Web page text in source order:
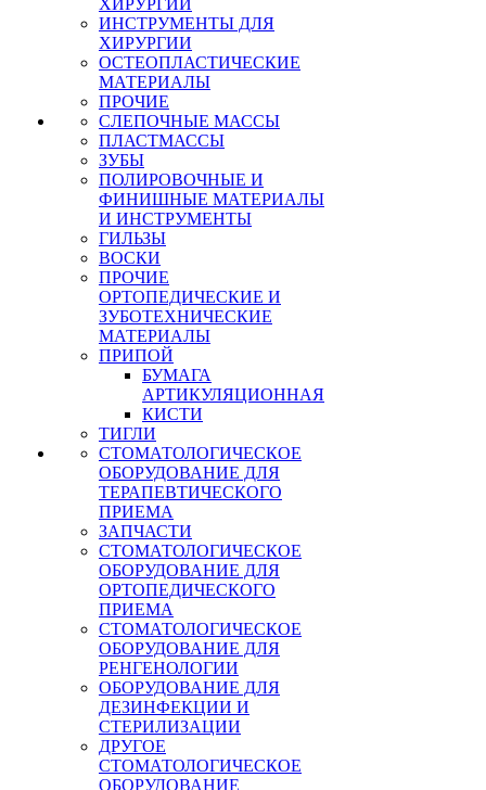
ХИРУРГИИ
ИНСТРУМЕНТЫ ДЛЯ
ХИРУРГИИ
ОСТЕОПЛАСТИЧЕСКИЕ
МАТЕРИАЛЫ
ПРОЧИЕ
СЛЕПОЧНЫЕ МАССЫ
ПЛАСТМАССЫ
ЗУБЫ
ПОЛИРОВОЧНЫЕ И
ФИНИШНЫЕ МАТЕРИАЛЫ
И ИНСТРУМЕНТЫ
ГИЛЬЗЫ
ВОСКИ
ПРОЧИЕ
ОРТОПЕДИЧЕСКИЕ И
ЗУБОТЕХНИЧЕСКИЕ
МАТЕРИАЛЫ
ПРИПОЙ
БУМАГА
АРТИКУЛЯЦИОННАЯ
КИСТИ
ТИГЛИ
СТОМАТОЛОГИЧЕСКОЕ
ОБОРУДОВАНИЕ ДЛЯ
ТЕРАПЕВТИЧЕСКОГО
ПРИЕМА
ЗАПЧАСТИ
СТОМАТОЛОГИЧЕСКОЕ
ОБОРУДОВАНИЕ ДЛЯ
ОРТОПЕДИЧЕСКОГО
ПРИЕМА
СТОМАТОЛОГИЧЕСКОЕ
ОБОРУДОВАНИЕ ДЛЯ
РЕНГЕНОЛОГИИ
ОБОРУДОВАНИЕ ДЛЯ
ДЕЗИНФЕКЦИИ И
СТЕРИЛИЗАЦИИ
ДРУГОЕ
СТОМАТОЛОГИЧЕСКОЕ
ОБОРУДОВАНИЕ